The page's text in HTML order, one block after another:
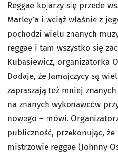
Reggae kojarzy się przede
Marley’a i wciąż właśnie z
pochodzi wielu znanych
reggae i tam wszystko się
Kubasiewicz, organizatorka
Dodaje, że Jamajczycy są
zapraszają też mniej
na znanych wykonawców
nowego – mówi.
publiczność, przekonując,
mistrzowie reggae (Johnny